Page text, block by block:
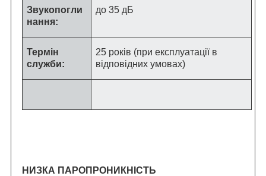
Звукопогли
нання:
до 35 дБ
Термін
служби:
25 років (при експлуатації в
відповідних умовах)
НИЗКА ПАРОПРОНИКНІСТЬ